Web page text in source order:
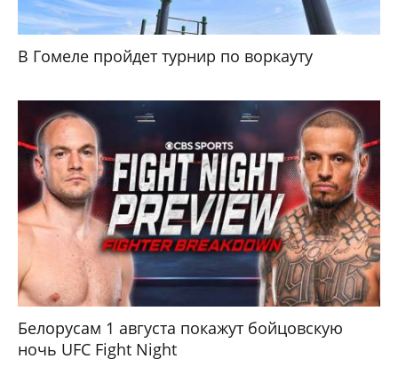
В Гомеле пройдет турнир по воркауту
Белорусам 1 августа покажут бойцовскую
ночь UFC Fight Night